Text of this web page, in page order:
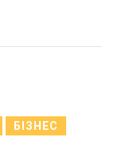
БІЗНЕС